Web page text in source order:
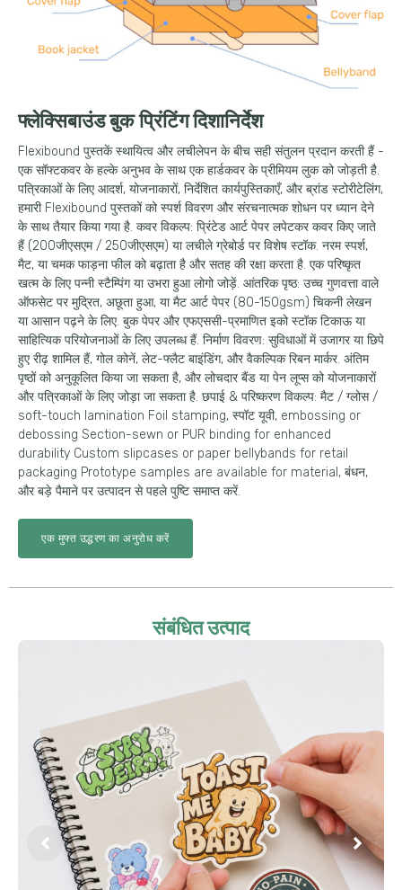
फ्लेक्सिबाउंड बुक प्रिंटिंग दिशानिर्देश
Flexibound पुस्तकें स्थायित्व और लचीलेपन के बीच सही संतुलन प्रदान करती हैं -
एक सॉफ्टकवर के हल्के अनुभव के साथ एक हार्डकवर के प्रीमियम लुक को जोड़ती है.
पत्रिकाओं के लिए आदर्श, योजनाकारों, निर्देशित कार्यपुस्तिकाएँ, और ब्रांड स्टोरीटेलिंग,
हमारी Flexibound पुस्तकों को स्पर्श विवरण और संरचनात्मक शोधन पर ध्यान देने
के साथ तैयार किया गया है. कवर विकल्प: प्रिंटेड आर्ट पेपर लपेटकर कवर किए जाते
हैं (200जीएसएम / 250जीएसएम) या लचीले ग्रेबोर्ड पर विशेष स्टॉक. नरम स्पर्श,
मैट, या चमक फाड़ना फील को बढ़ाता है और सतह की रक्षा करता है. एक परिष्कृत
खत्म के लिए पन्नी स्टैम्पिंग या उभरा हुआ लोगो जोड़ें. आंतरिक पृष्ठ: उच्च गुणवत्ता वाले
ऑफसेट पर मुद्रित, अछूता हुआ, या मैट आर्ट पेपर (80-150gsm) चिकनी लेखन
या आसान पढ़ने के लिए. बुक पेपर और एफएससी-प्रमाणित इको स्टॉक टिकाऊ या
साहित्यिक परियोजनाओं के लिए उपलब्ध हैं. निर्माण विवरण: सुविधाओं में उजागर या छिपे
हुए रीढ़ शामिल हैं, गोल कोनें, लेट-फ्लैट बाइंडिंग, और वैकल्पिक रिबन मार्कर. अंतिम
पृष्ठों को अनुकूलित किया जा सकता है, और लोचदार बैंड या पेन लूप्स को योजनाकारों
और पत्रिकाओं के लिए जोड़ा जा सकता है. छपाई & परिष्करण विकल्प: मैट / ग्लोस /
soft-touch lamination Foil stamping, स्पॉट यूवी, embossing or
debossing Section-sewn or PUR binding for enhanced
durability Custom slipcases or paper bellybands for retail
packaging Prototype samples are available for material , बंधन,
और बड़े पैमाने पर उत्पादन से पहले पुष्टि समाप्त करें.
एक मुफ्त उद्धरण का अनुरोध करें
संबंधित उत्पाद